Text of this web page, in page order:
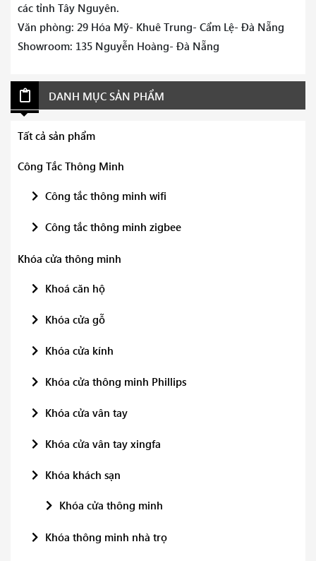
các tỉnh Tây Nguyên.
Văn phòng: 29 Hóa Mỹ- Khuê Trung- Cẩm Lệ- Đà Nẵng
Showroom: 135 Nguyễn Hoàng- Đà Nẵng
DANH MỤC SẢN PHẨM
Tất cả sản phẩm
Công Tắc Thông Minh
Công tắc thông minh wifi
Công tắc thông minh zigbee
Khóa cửa thông minh
Khoá căn hộ
Khóa cửa gỗ
Khóa cửa kính
Khóa cửa thông minh Phillips
Khóa cửa vân tay
Khóa cửa vân tay xingfa
Khóa khách sạn
Khóa cửa thông minh
Khóa thông minh nhà trọ